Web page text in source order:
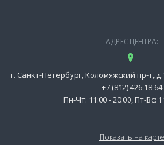
АДРЕС ЦЕНТРА:
г. Санкт-Петербург, Коломяжский пр-т,
+7 (812) 426 18 64
Пн-Чт: 11:00 - 20:00, Пт-Вс:
Показать на карте